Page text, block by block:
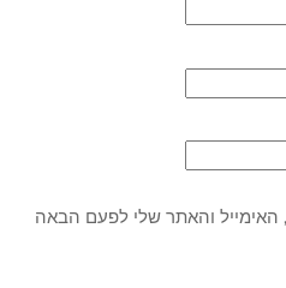
והאתר שלי לפעם הבאה